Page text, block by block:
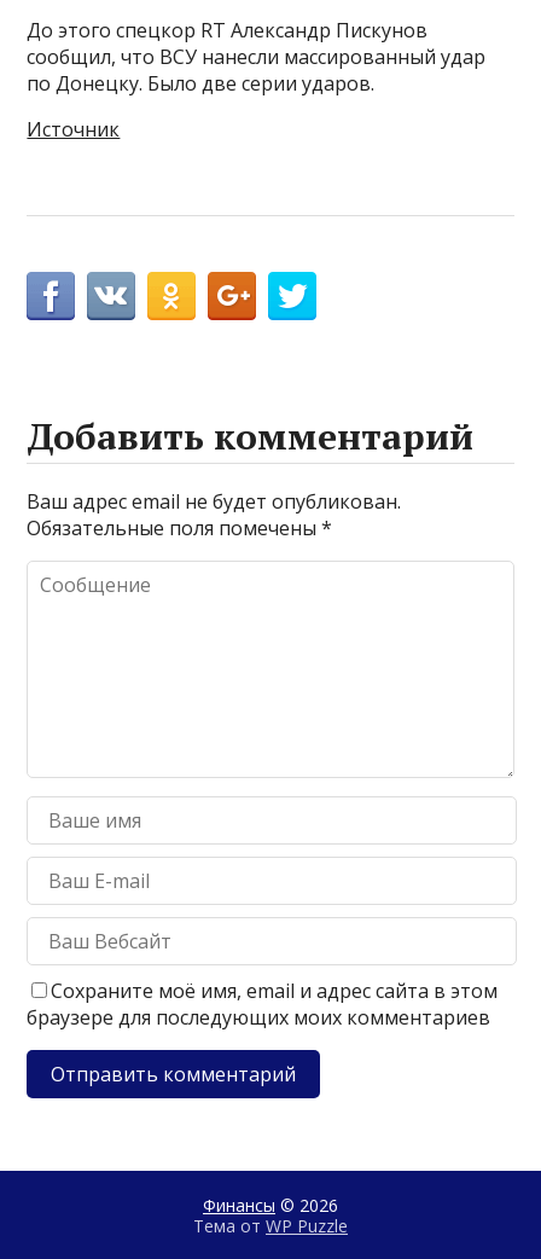
До этого спецкор RT Александр Пискунов
сообщил, что ВСУ нанесли массированный удар
по Донецку. Было две серии ударов.
Источник
Добавить комментарий
Ваш адрес email не будет опубликован.
Обязательные поля помечены*
Сохраните моё имя, email и адрес сайта в этом
браузере для последующих моих комментариев
Финансы © 2026
Тема от WP Puzzle